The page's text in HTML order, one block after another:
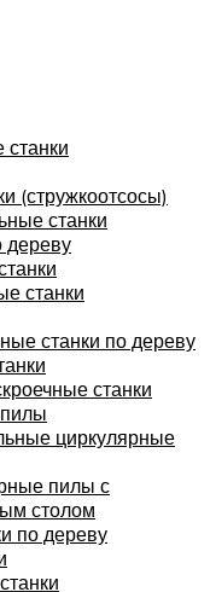
(стружкоотсосы)
станки
дереву
станки
станки по дереву
станки
циркулярные
пилы с
столом
по дереву